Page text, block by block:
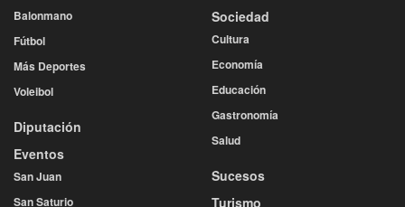
Balonmano
Fútbol
Más Deportes
Voleibol
Diputación
Eventos
San Juan
San Saturio
Sociedad
Cultura
Economía
Educación
Gastronomía
Salud
Sucesos
Turismo